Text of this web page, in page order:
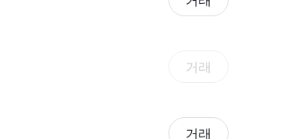
거래
거래